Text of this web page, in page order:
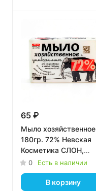
65 ₽
Мыло хозяйственное
180гр. 72% Невская
Косметика СЛОН,
универсальное *36
0 Есть в наличии
В корзину